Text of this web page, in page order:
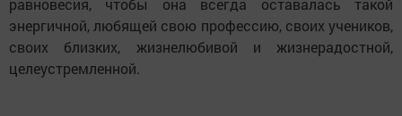
равновесия, чтобы она всегда оставалась такой
энергичной, любящей свою профессию, своих учеников,
своих близких, жизнелюбивой и жизнерадостной,
целеустремленной.